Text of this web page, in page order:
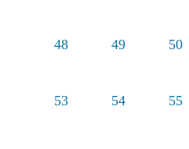
48 49 50
53 54 55